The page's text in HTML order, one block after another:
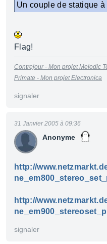
Un couple de statique à
Flag!
Contrejour - Mon projet Melodic
Primate - Mon projet Electronica
signaler
Anonyme
31 Janvier 2005 à 09:36
http://
http://
signaler